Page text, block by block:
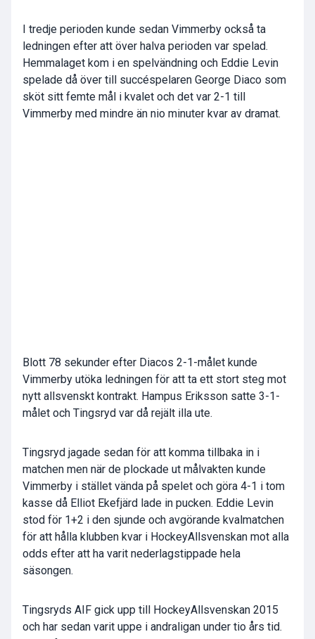
I tredje perioden kunde sedan Vimmerby också ta
ledningen efter att över halva perioden var spelad.
Hemmalaget kom i en spelvändning och Eddie Levin
spelade då över till succéspelaren George Diaco som
sköt sitt femte mål i kvalet och det var 2-1 till
Vimmerby med mindre än nio minuter kvar av dramat.
Blott 78 sekunder efter Diacos 2-1-målet kunde
Vimmerby utöka ledningen för att ta ett stort steg mot
nytt allsvenskt kontrakt. Hampus Eriksson satte 3-1-
målet och Tingsryd var då rejält illa ute.
Tingsryd jagade sedan för att komma tillbaka in i
matchen men när de plockade ut målvakten kunde
Vimmerby i stället vända på spelet och göra 4-1 i tom
kasse då Elliot Ekefjärd lade in pucken. Eddie Levin
stod för 1+2 i den sjunde och avgörande kvalmatchen
för att hålla klubben kvar i HockeyAllsvenskan mot alla
odds efter att ha varit nederlagstippade hela
säsongen.
Tingsryds AIF gick upp till HockeyAllsvenskan 2015
och har sedan varit uppe i andraligan under tio års tid.